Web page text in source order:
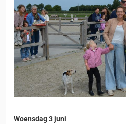
Woensdag 3 juni